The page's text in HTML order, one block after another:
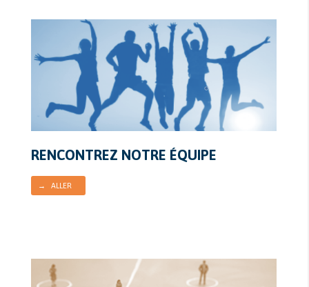
RENCONTREZ NOTRE ÉQUIPE
→ ALLER